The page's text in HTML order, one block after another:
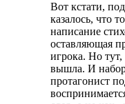
Вот кстати,
казалось, что
написание
оставляющая
игрока. Но
вышла. И
протагонист